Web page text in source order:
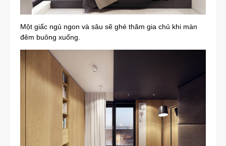
Một giấc ngủ ngon và sâu sẽ ghé thăm gia chủ khi màn
đêm buông xuống.